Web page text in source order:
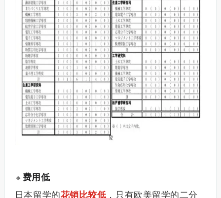
🔸 费用低
日本留学的花销比较低 ，只有欧美留学的二分